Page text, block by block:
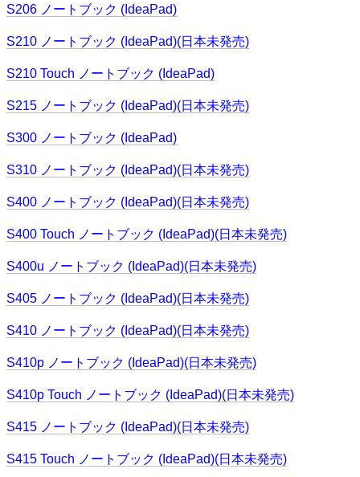
S206 ノートブック (IdeaPad)
S210 ノートブック (IdeaPad)(日本未発売)
S210 Touch ノートブック (IdeaPad)
S215 ノートブック (IdeaPad)(日本未発売)
S300 ノートブック (IdeaPad)
S310 ノートブック (IdeaPad)(日本未発売)
S400 ノートブック (IdeaPad)(日本未発売)
S400 Touch ノートブック (IdeaPad)(日本未発売)
S400u ノートブック (IdeaPad)(日本未発売)
S405 ノートブック (IdeaPad)(日本未発売)
S410 ノートブック (IdeaPad)(日本未発売)
S410p ノートブック (IdeaPad)(日本未発売)
S410p Touch ノートブック (IdeaPad)(日本未発売)
S415 ノートブック (IdeaPad)(日本未発売)
S415 Touch ノートブック (IdeaPad)(日本未発売)